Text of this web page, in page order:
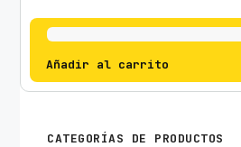
Añadir al carrito
CATEGORÍAS DE PRODUCTOS